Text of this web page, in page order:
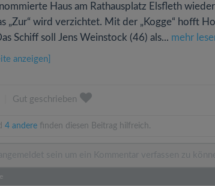
Haus am Rathausplatz Elsfleth
„Zur“ wird verzichtet. Mit der „Kogge“ hofft
Schiff soll Jens Weinstock (46) als... mehr
anzeigen]
Gut geschrieben
4 andere finden diesen Beitrag hilfreich.